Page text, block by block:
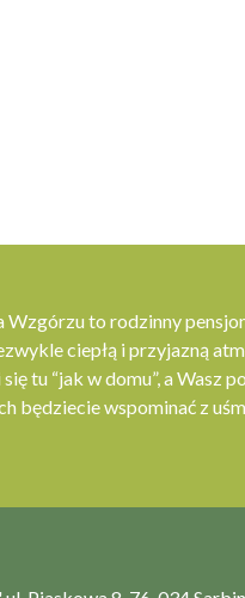
Wzgórzu to rodzinny
ciepłą i przyjazną
tu “jak w domu”, a Wasz
będziecie wspominać z